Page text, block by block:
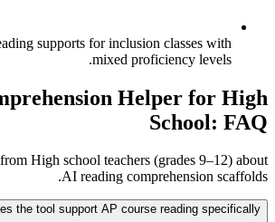
supports for inclusion classes with
mixed proficiency levels.
Helper for High
School: FAQ
High school teachers (grades 9–12) about
AI reading comprehension scaffolds.
the tool support AP course reading specifically?